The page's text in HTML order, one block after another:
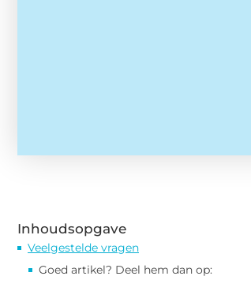
Inhoudsopgave
Veelgestelde vragen
Goed artikel? Deel hem dan op: